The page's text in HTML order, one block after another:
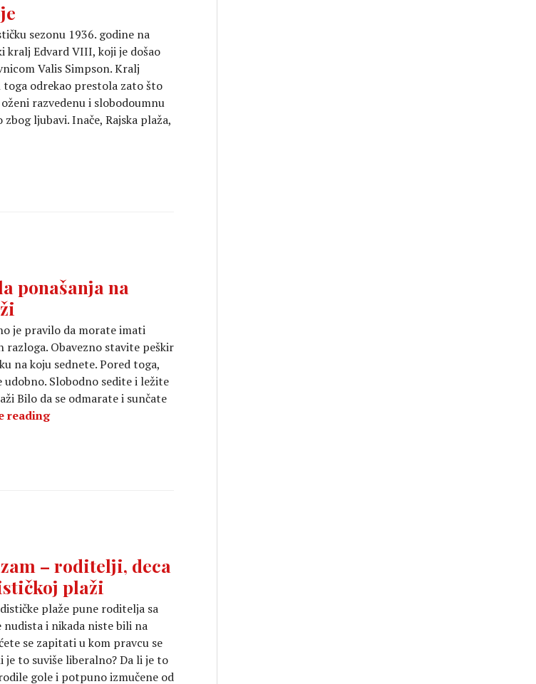
sezonu 1936. godine na
kralj Edvard VIII, koji je došao
Valis Simpson. Kralj
toga odrekao prestola zato što
razvedenu i slobodoumnu
ljubavi. Inače, Rajska plaža,
ponašanja na
je pravilo da morate imati
razloga. Obavezno stavite peškir
na koju sednete. Pored toga,
udobno. Slobodno sedite i ležite
Bilo da se odmarate i sunčate
readingOsnovna pravila ponašanja na nudističkoj plaži
– roditelji, deca
plaži
plaže pune roditelja sa
nudista i nikada niste bili na
se zapitati u kom pravcu se
je to suviše liberalno? Da li je to
gole i potpuno izmučene od